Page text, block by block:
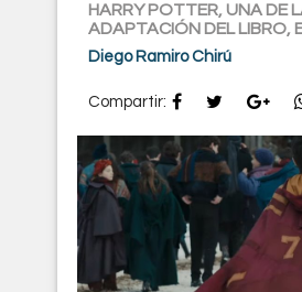
HARRY POTTER, UNA DE
ADAPTACIÓN DEL LIBRO,
Diego Ramiro Chirú
Compartir: